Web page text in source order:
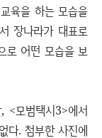
육을 하는 모습을
장나라가 대표로
로 어떤 모습을 보
<모범택시3>에서
다. 첨부한 사진에